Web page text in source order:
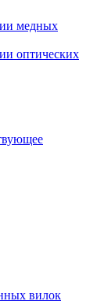
медных
оптических
вилок